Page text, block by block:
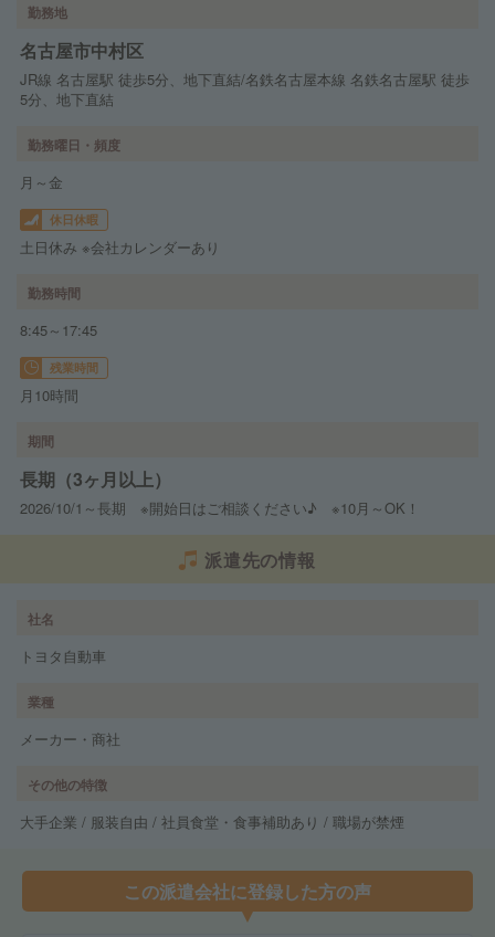
勤務地
名古屋市中村区
JR線 名古屋駅 徒歩5分、地下直結/名鉄名古屋本線 名鉄名古屋駅 徒歩
5分、地下直結
勤務曜日・頻度
月～金
休日休暇
土日休み ※会社カレンダーあり
勤務時間
8:45～17:45
残業時間
月10時間
期間
長期（3ヶ月以上）
2026/10/1～長期 ※開始日はご相談ください♪ ※10月～OK！
派遣先の情報
社名
トヨタ自動車
業種
メーカー・商社
その他の特徴
大手企業 / 服装自由 / 社員食堂・食事補助あり / 職場が禁煙
この派遣会社に登録した方の声